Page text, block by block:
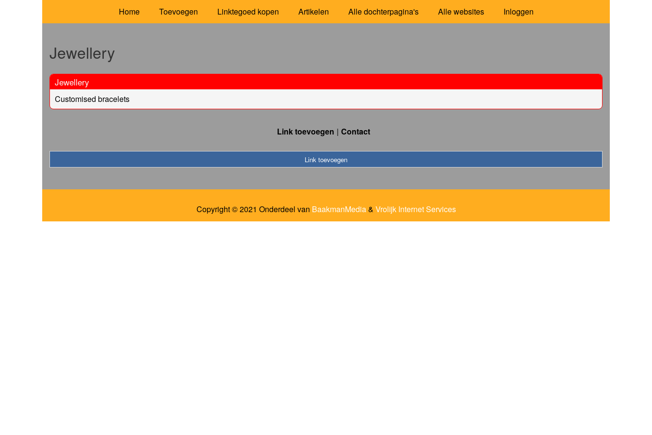
Home Toevoegen Linktegoed kopen Artikelen Alle dochterpagina's Alle websites Inloggen
Jewellery
Jewellery
Customised bracelets
Link toevoegen Contact
Link toevoegen
Copyright © 2021 Onderdeel van BaakmanMedia& Vrolijk Internet Services